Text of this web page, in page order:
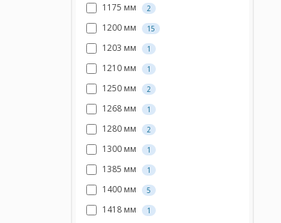
1175 мм 2
1200 мм 15
1203 мм 1
1210 мм 1
1250 мм 2
1268 мм 1
1280 мм 2
1300 мм 1
1385 мм 1
1400 мм 5
1418 мм 1